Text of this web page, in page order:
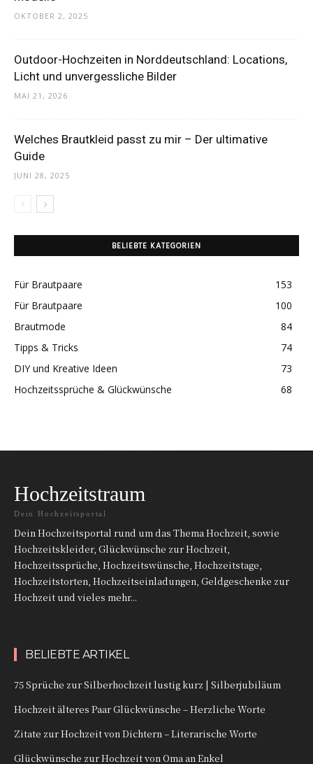
OKTOBER 2, 2025
Outdoor-Hochzeiten in Norddeutschland: Locations,
Licht und unvergessliche Bilder
MAI 21, 2026
Welches Brautkleid passt zu mir – Der ultimative
Guide
JUNI 28, 2025
BELIEBTE KATEGORIEN
Für Brautpaare
153
Für Brautpaare
100
Brautmode
84
Tipps & Tricks
74
DIY und Kreative Ideen
73
Hochzeitssprüche & Glückwünsche
68
Hochzeitstraum
Dein Hochzeitsportal
Dein Hochzeitsportal rund um das Thema Hochzeit, sowie
Hochzeitskleider, Glückwünsche zur Hochzeit,
Hochzeitssprüche, Hochzeitswünsche, Hochzeitstage,
Hochzeitstorten, Hochzeitseinladungen, Geldgeschenke zur
Hochzeit und vieles mehr...
BELIEBTE ARTIKEL
75 Sprüche zur Silberhochzeit lustig kurz | Silberjubiläum
Hochzeit älteres Paar Glückwünsche – Herzliche Worte
Zitate zur Hochzeit von Dichtern – Literarische Worte
Glückwünsche zur Hochzeit von Oma an Enkel